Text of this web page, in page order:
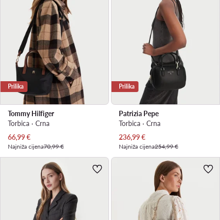
Prilika
Tommy Hilfiger
Torbica · Crna
Trenutna cijena
66,99€
Najniža cijena70,99 €
Prilika
Patrizia Pepe
Torbica · Crna
Trenutna cijena
236,99€
Najniža cijena254,99 €